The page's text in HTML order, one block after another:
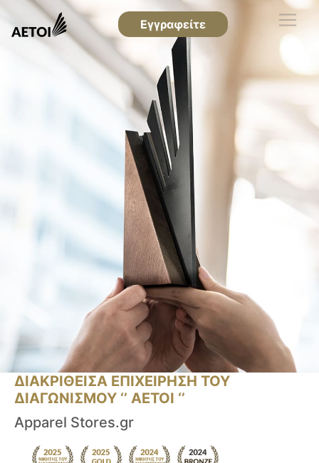
Εγγραφείτε
ΔΙΑΚΡΙΘΕΙΣΑ ΕΠΙΧΕΙΡΗΣΗ ΤΟΥ
ΔΙΑΓΩΝΙΣΜΟΥ ‘’ ΑΕΤΟΙ ‘’
Apparel Stores.gr